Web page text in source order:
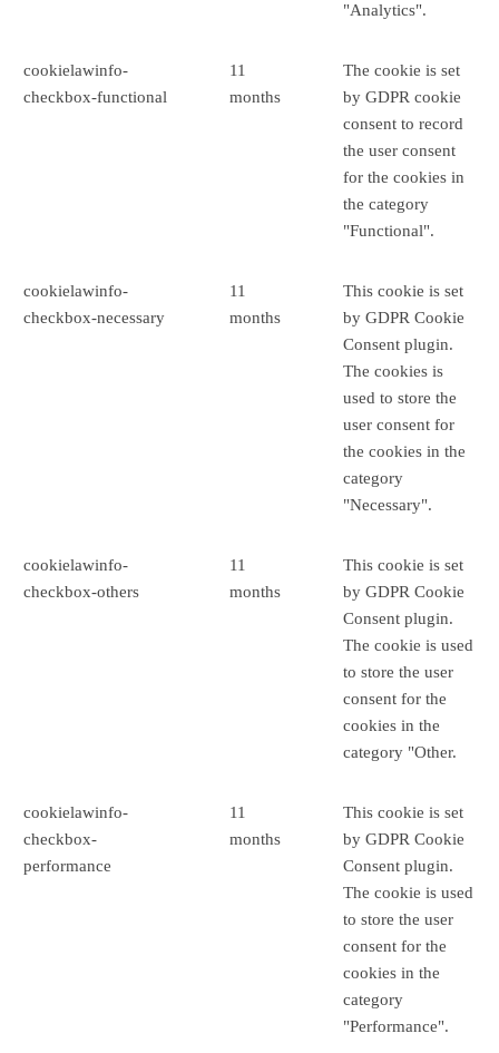
"Analytics".
cookielawinfo-
checkbox-functional
11
months
The cookie is set
by GDPR cookie
consent to record
the user consent
for the cookies in
the category
"Functional".
cookielawinfo-
checkbox-necessary
11
months
This cookie is set
by GDPR Cookie
Consent plugin.
The cookies is
used to store the
user consent for
the cookies in the
category
"Necessary".
cookielawinfo-
checkbox-others
11
months
This cookie is set
by GDPR Cookie
Consent plugin.
The cookie is used
to store the user
consent for the
cookies in the
category "Other.
cookielawinfo-
checkbox-
performance
11
months
This cookie is set
by GDPR Cookie
Consent plugin.
The cookie is used
to store the user
consent for the
cookies in the
category
"Performance".